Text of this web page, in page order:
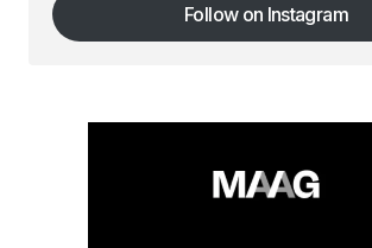
Follow on Instagram
Follow on Instagram